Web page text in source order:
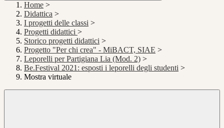
Home >
Didattica >
I progetti delle classi >
Progetti didattici >
Storico progetti didattici >
Progetto "Per chi crea" - MiBACT, SIAE >
Leporelli per Partigiana Lia (Mod. 2) >
Be.Festival 2021: esposti i leporelli degli studenti >
Mostra virtuale